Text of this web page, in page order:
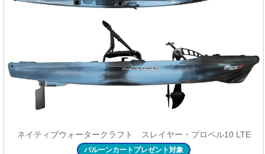
ネイティブウォータークラフト スレイヤー・プロペル10 LTE
バルーンカートプレゼント対象